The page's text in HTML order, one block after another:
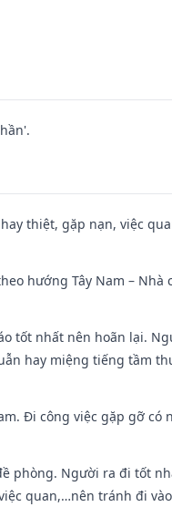
thiệt, gặp nạn, việc
hướng Tây Nam – Nhà
tốt nhất nên hoãn lại.
hay miệng tiếng tầm
Đi công việc gặp gỡ có
phòng. Người ra đi tốt
quan,…nên tránh đi